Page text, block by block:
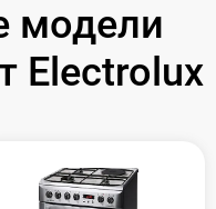
модели
Electrolux